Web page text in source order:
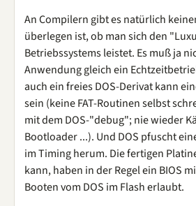
An Compilern gibt es natürlich
überlegen ist, ob man sich den
Betriebssystems leistet. Es muß ja
Anwendung gleich ein
auch ein freies DOS-Derivat kann
sein (keine FAT-Routinen selbst
mit dem DOS-"debug"; nie wieder
Bootloader ...). Und DOS pfuscht
im Timing herum. Die fertigen
kann, haben in der Regel ein BIOS
Booten vom DOS im Flash erlaubt.